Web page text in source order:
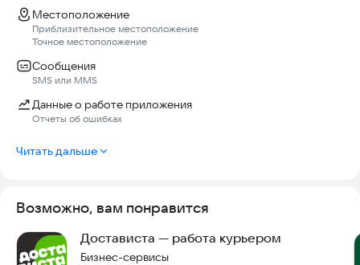
Местоположение
Приблизительное местоположение
Точное местоположение
Сообщения
SMS или MMS
Данные о работе приложения
Отчеты об ошибках
Читать дальше
Возможно, вам понравится
Достависта — работа курьером
Бизнес-сервисы